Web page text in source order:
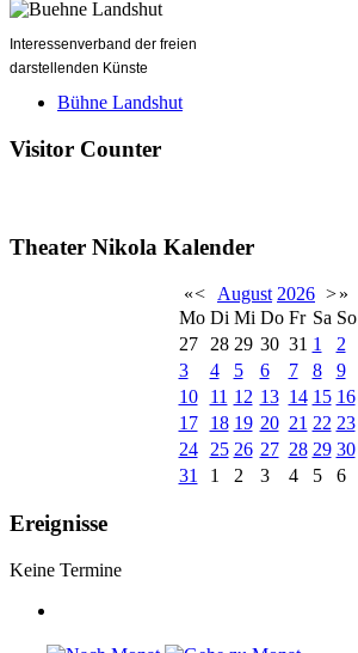
Interessenverband der freien
darstellenden Künste
Bühne Landshut
Visitor Counter
Theater Nikola Kalender
«< August 2026 >»
Mo Di Mi Do Fr Sa So
27
28 29 30 31 1
2
3
4 5 6 7 8
9
10
11 12 13 14 15 16
17
18 19 20 21 22 23
24
25 26 27 28 29 30
31
1 2 3 4 5 6
Ereignisse
Keine Termine